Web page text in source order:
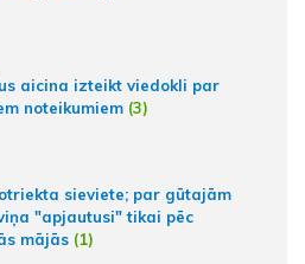
aicina izteikt viedokli par
noteikumiem (3)
sieviete; par gūtajām
"apjautusi" tikai pēc
mājās (1)